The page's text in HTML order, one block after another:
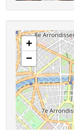
+
−